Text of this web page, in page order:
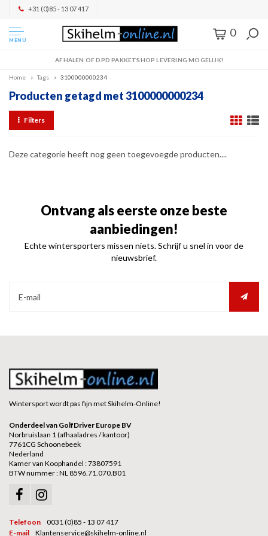
+31 (0)85 - 13 07 417
MENU
0
AFHALEN OF DPD PAKKETSHOP LEVERING MOGELIJK!
Home Tags 3100000000234
Producten getagd met 3100000000234
Filters
Deze categorie heeft nog geen toegevoegde producten....
Ontvang als eerste onze beste
aanbiedingen!
Echte wintersporters missen niets. Schrijf u snel in voor de
nieuwsbrief.
Wintersport wordt pas fijn met Skihelm-Online!
Onderdeel van GolfDriver Europe BV
Norbruislaan 1 (afhaaladres / kantoor)
7761CG Schoonebeek
Nederland
Kamer van Koophandel : 73807591
BTW nummer : NL 8596.71.070.B01
Telefoon
0031 (0)85 - 13 07 417
E-mail
Klantenservice@skihelm-online.nl